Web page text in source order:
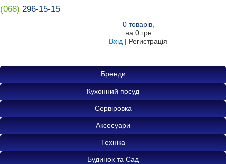
(068) 296-15-15
0товарів,
на 0 грн
Вхід | Регистрація
Бренди
Кухонний посуд
Сервіровка
Аксесуари
Техніка
Будинок та Сад